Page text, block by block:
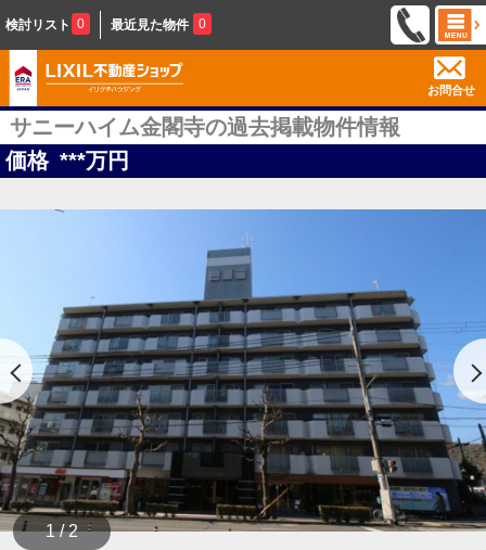
検討リスト 0 最近見た物件 0
お問合せ
サニーハイム金閣寺の過去掲載物件情報
価格 ***万円
1 / 2